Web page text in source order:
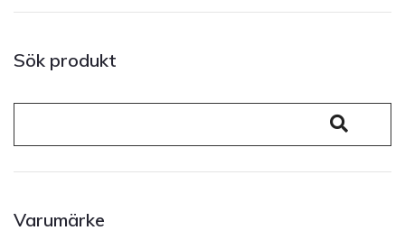
Sök produkt
Varumärke